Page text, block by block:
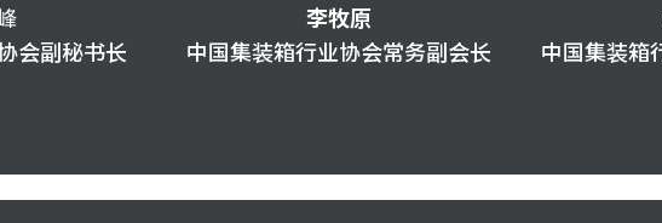
会副秘书长
李牧原
中国集装箱行业协会常务副会长
中国集装箱